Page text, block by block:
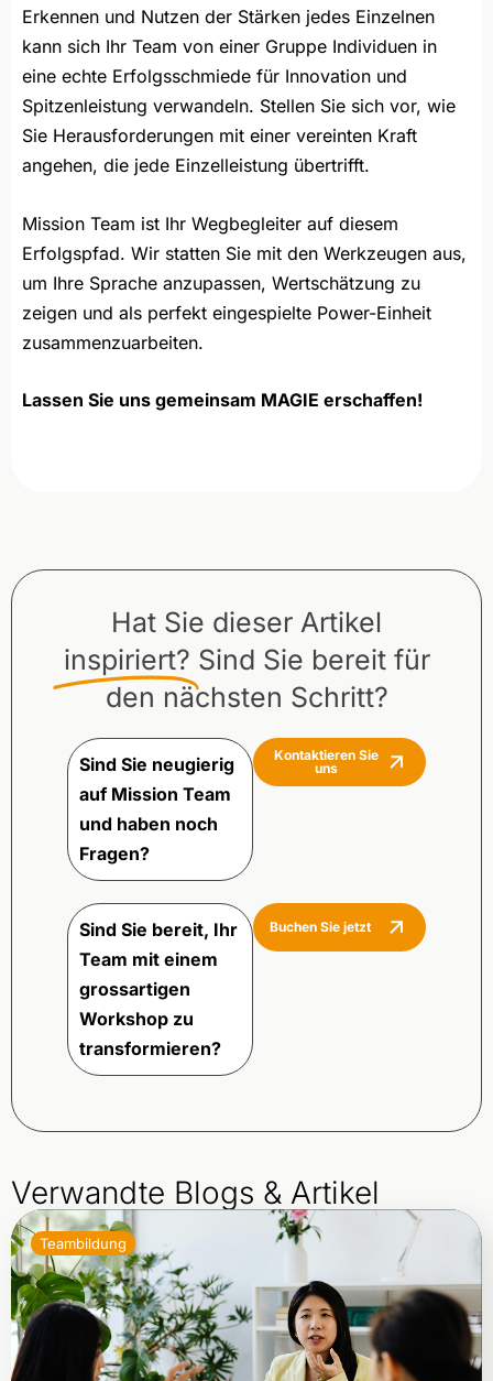
Erkennen und Nutzen der Stärken jedes Einzelnen
kann sich Ihr Team von einer Gruppe Individuen in
eine echte Erfolgsschmiede für Innovation und
Spitzenleistung verwandeln. Stellen Sie sich vor, wie
Sie Herausforderungen mit einer vereinten Kraft
angehen, die jede Einzelleistung übertrifft.
Mission Team ist Ihr Wegbegleiter auf diesem
Erfolgspfad. Wir statten Sie mit den Werkzeugen aus,
um Ihre Sprache anzupassen, Wertschätzung zu
zeigen und als perfekt eingespielte Power-Einheit
zusammenzuarbeiten.
Lassen Sie uns gemeinsam MAGIE erschaffen!
Hat Sie dieser Artikel
inspiriert? Sind Sie bereit für
den nächsten Schritt?
Sind Sie neugierig
auf Mission Team
und haben noch
Fragen?
Kontaktieren Sie
uns
Sind Sie bereit, Ihr
Team mit einem
grossartigen
Workshop zu
transformieren?
Buchen Sie jetzt
Verwandte Blogs & Artikel
Teambildung